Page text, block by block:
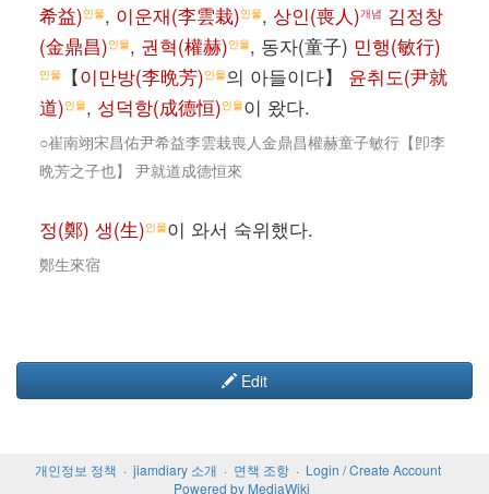
希益)인물, 이운재(李雲栽)인물, 상인(喪人)개념 김정창
(金鼎昌)인물, 권혁(權赫)인물, 동자(童子) 민행(敏行)
인물 【이만방(李晩芳)인물의 아들이다】 윤취도(尹就
道)인물, 성덕항(成德恒)인물이 왔다.
○崔南翊宋昌佑尹希益李雲栽喪人金鼎昌權赫童子敏行【卽李
晩芳之子也】 尹就道成德恒來
정(鄭) 생(生)인물이 와서 숙위했다.
鄭生來宿
Edit
개인정보 정책 jiamdiary 소개 면책 조항
Login / Create Account
Powered by MediaWiki